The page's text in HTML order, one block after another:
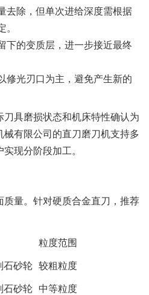
去除，但单次进给深度需根据
。
下的变质层，进一步接近最终
修光刃口为主，避免产生新的
具磨损状态和机床特性确认为
有限公司的直刀磨刀机支持多
现分阶段加工。
量。针对硬质合金直刀，推荐
粒度范围
石砂轮 较粗粒度
石砂轮 中等粒度